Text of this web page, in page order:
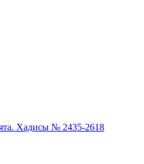
Хадисы № 2435-2618